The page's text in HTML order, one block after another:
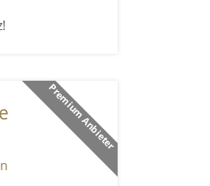
Premium Anbieter